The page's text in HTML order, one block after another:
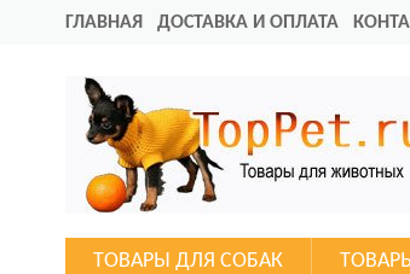
ГЛАВНАЯ ДОСТАВКА И ОПЛАТА
ТОВАРЫ ДЛЯ СОБАК